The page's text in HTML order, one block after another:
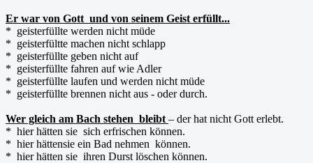
Er war von Gott und von seinem Geist erfüllt...
* geisterfüllte werden nicht müde
* geisterfültte machen nicht schlapp
* geisterfüllte geben nicht auf
* geisterfüllte fahren auf wie Adler
* geisterfüllte laufen und werden nicht müde
* geisterfüllte brennen nicht aus - oder durch.
Wer gleich am Bach stehen bleibt – der hat nicht Gott erlebt.
* hier hätten sie sich erfrischen können.
* hier hättensie ein Bad nehmen können.
* hier hätten sie ihren Durst löschen können.